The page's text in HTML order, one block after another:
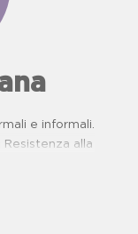
e informali.
Resistenza alla
per scuole.